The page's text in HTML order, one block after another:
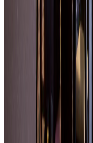
Sala luminosa